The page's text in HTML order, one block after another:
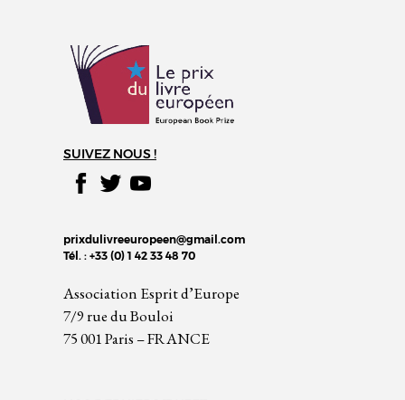
SUIVEZ NOUS !
prixdulivreeuropeen@gmail.com
Tél. : +33 (0) 1 42 33 48 70
Association Esprit d’Europe
7/9 rue du Bouloi
75 001 Paris – FRANCE